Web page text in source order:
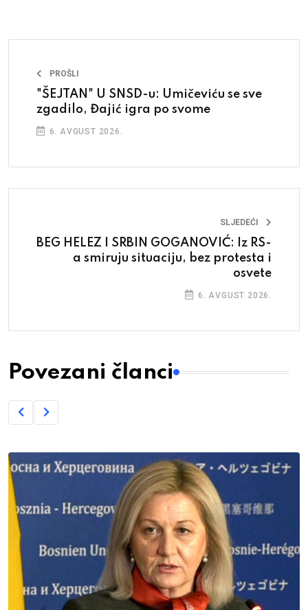
PROŠLI
"ŠEJTAN" U SNSD-u: Umičeviću se sve
zgadilo, Đajić igra po svome
6. AVGUST 2026.
SLJEDEĆI
BEG HELEZ I SRBIN GOGANOVIĆ: Iz RS-
a smiruju situaciju, bez protesta i
osvete
6. AVGUST 2026.
Povezani članci